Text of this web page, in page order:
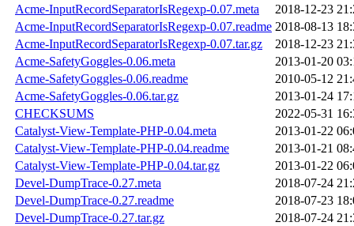
Acme-InputRecordSeparatorIsRegexp-0.07.meta
2018-12-23
Acme-InputRecordSeparatorIsRegexp-0.07.readme 2018-08-13
Acme-InputRecordSeparatorIsRegexp-0.07.tar.gz
2018-12-23
Acme-SafetyGoggles-0.06.meta
2013-01-20
Acme-SafetyGoggles-0.06.readme
2010-05-12
Acme-SafetyGoggles-0.06.tar.gz
2013-01-24
CHECKSUMS
2022-05-31
Catalyst-View-Template-PHP-0.04.meta
2013-01-22
Catalyst-View-Template-PHP-0.04.readme
2013-01-21
Catalyst-View-Template-PHP-0.04.tar.gz
2013-01-22
Devel-DumpTrace-0.27.meta
2018-07-24
Devel-DumpTrace-0.27.readme
2018-07-23
Devel-DumpTrace-0.27.tar.gz
2018-07-24